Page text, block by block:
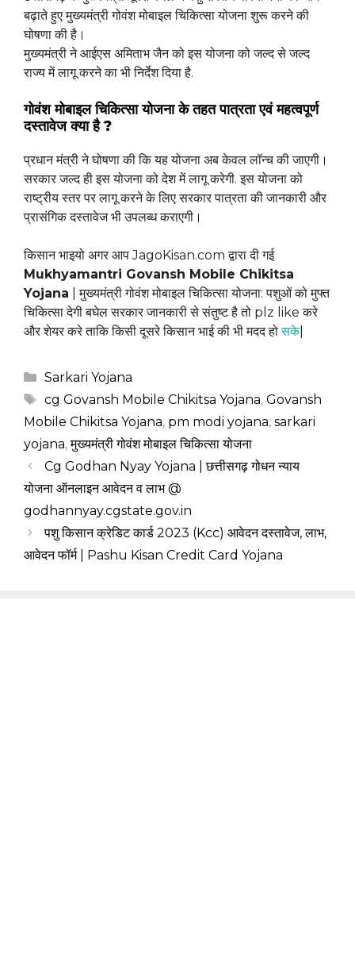
बढ़ाते हुए मुख्यमंत्री गोवंश मोबाइल चिकित्सा योजना शुरू करने की
घोषणा की है।
मुख्यमंत्री ने आईएस अमिताभ जैन को इस योजना को जल्द से जल्द
राज्य में लागू करने का भी निर्देश दिया है.
गोवंश मोबाइल चिकित्सा योजना के तहत पात्रता एवं महत्वपूर्ण
दस्तावेज क्या है ?
प्रधान मंत्री ने घोषणा की कि यह योजना अब केवल लॉन्च की जाएगी।
सरकार जल्द ही इस योजना को देश में लागू करेगी. इस योजना को
राष्ट्रीय स्तर पर लागू करने के लिए सरकार पात्रता की जानकारी और
प्रासंगिक दस्तावेज भी उपलब्ध कराएगी।
किसान भाइयो अगर आप JagoKisan.com द्वारा दी गई
Mukhyamantri Govansh Mobile Chikitsa
Yojana | मुख्यमंत्री गोवंश मोबाइल चिकित्सा योजना: पशुओं को मुफ्त
चिकित्सा देगी बघेल सरकार जानकारी से संतुष्ट है तो plz like करे
और शेयर करे ताकि किसी दूसरे किसान भाई की भी मदद होसके|
Categories
Sarkari Yojana
Tags
cg Govansh Mobile Chikitsa Yojana, Govansh
Mobile Chikitsa Yojana, pm modi yojana, sarkari
yojana,मुख्यमंत्री गोवंश मोबाइल चिकित्सा योजना
Cg Godhan Nyay Yojana | छत्तीसगढ़ गोधन न्याय
योजना ऑनलाइन आवेदन व लाभ @
godhannyay.cgstate.gov.in
पशु किसान क्रेडिट कार्ड 2023 (Kcc) आवेदन दस्तावेज, लाभ,
आवेदन फॉर्म | Pashu Kisan Credit Card Yojana